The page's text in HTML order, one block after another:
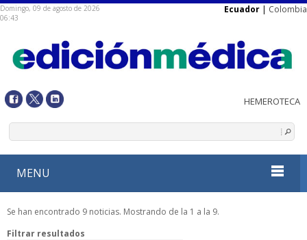
Domingo, 09 de agosto de 2026
06:43
Ecuador | Colombia
MENU
Se han encontrado 9 noticias. Mostrando de la 1 a la 9.
Filtrar resultados